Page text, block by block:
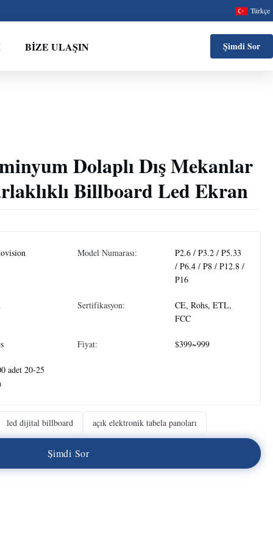
Türkçe
BIZE ULAŞIN Şimdi Sor
Dolaplı Dış Mekanlar
Billboard Led Ekran
Model Numarası:
P2.6 / P3.2 / P5.33
/ P6.4 / P8 / P12.8 /
P16
Sertifikasyon:
CE, Rohs, ETL,
FCC
Fiyat: $399~999
adet 20-25
led dijital billboard açık elektronik tabela panoları
Şimdi Sor